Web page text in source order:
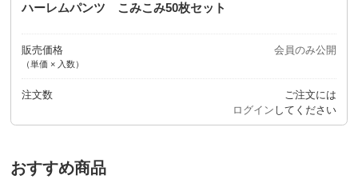
ハーレムパンツ こみこみ50枚セット
販売価格
（単価 × 入数）
会員のみ公開
注文数
ご注文には
ログイン してください
おすすめ商品